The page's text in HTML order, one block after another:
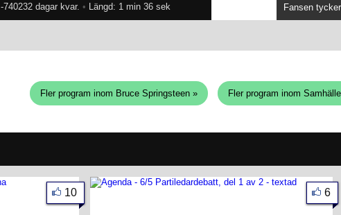
-740232 dagar kvar. • Längd: 1 min 36 sek Fansen
Fler program inom Bruce Springsteen » Fler program inom
10 6